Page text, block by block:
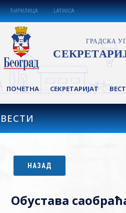
ЋИРИЛИЦА LATINICA
ПОЧЕТНА СЕКРЕТАРИЈАТ
ВЕСТИ
НАЗАД
Обустава